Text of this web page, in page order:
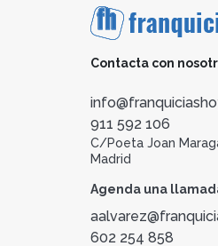
Contacta con
911 592 106
C/Poeta Joan
Madrid
Agenda una
602 254 858